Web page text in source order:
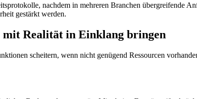
nachdem in mehreren Branchen
gestärkt werden.
mit Realität in Einklang bringen
scheitern, wenn nicht genügend Ressourcen